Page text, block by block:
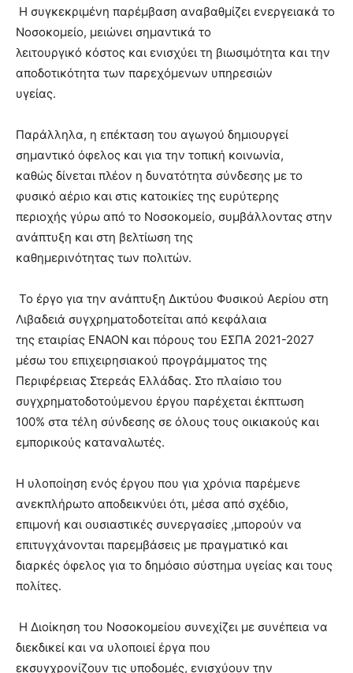
Η συγκεκριμένη παρέμβαση αναβαθμίζει ενεργειακά το
Νοσοκομείο, μειώνει σημαντικά το
λειτουργικό κόστος και ενισχύει τη βιωσιμότητα και την
αποδοτικότητα των παρεχόμενων υπηρεσιών
υγείας.
Παράλληλα, η επέκταση του αγωγού δημιουργεί
σημαντικό όφελος και για την τοπική κοινωνία,
καθώς δίνεται πλέον η δυνατότητα σύνδεσης με το
φυσικό αέριο και στις κατοικίες της ευρύτερης
περιοχής γύρω από το Νοσοκομείο, συμβάλλοντας στην
ανάπτυξη και στη βελτίωση της
καθημερινότητας των πολιτών.
Το έργο για την ανάπτυξη Δικτύου Φυσικού Αερίου στη
Λιβαδειά συγχρηματοδοτείται από κεφάλαια
της εταιρίας ΕΝΑΟΝ και πόρους του ΕΣΠΑ 2021-2027
μέσω του επιχειρησιακού προγράμματος της
Περιφέρειας Στερεάς Ελλάδας. Στο πλαίσιο του
συγχρηματοδοτούμενου έργου παρέχεται έκπτωση
100% στα τέλη σύνδεσης σε όλους τους οικιακούς και
εμπορικούς καταναλωτές.
Η υλοποίηση ενός έργου που για χρόνια παρέμενε
ανεκπλήρωτο αποδεικνύει ότι, μέσα από σχέδιο,
επιμονή και ουσιαστικές συνεργασίες ,μπορούν να
επιτυγχάνονται παρεμβάσεις με πραγματικό και
διαρκές όφελος για το δημόσιο σύστημα υγείας και τους
πολίτες.
Η Διοίκηση του Νοσοκομείου συνεχίζει με συνέπεια να
διεκδικεί και να υλοποιεί έργα που
εκσυγχρονίζουν τις υποδομές, ενισχύουν την